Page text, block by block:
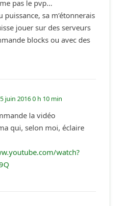
pas le pvp…
puissance, sa m’étonnerais
jouer sur des serveurs
blocks ou avec des
juin 2016 0 h 10 min
la vidéo
qui, selon moi, éclaire
watch?